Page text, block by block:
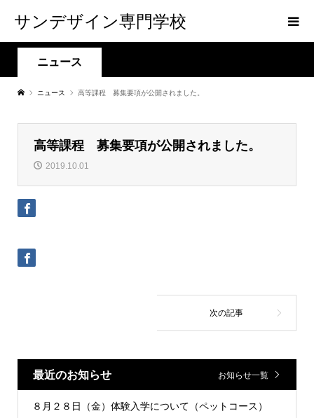
サンデザイン専門学校
ニュース
ニュース 高等課程 募集要項が公開されました。
高等課程 募集要項が公開されました。
2019.10.01
最近のお知らせ お知らせ一覧
８月２８日（金）体験入学について（ペットコース）